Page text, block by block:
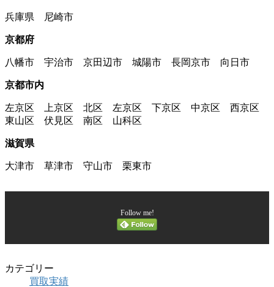
兵庫県 尼崎市
京都府
八幡市 宇治市 京田辺市 城陽市 長岡京市 向日市
京都市内
左京区 上京区 北区 左京区 下京区 中京区 西京区
東山区 伏見区 南区 山科区
滋賀県
大津市 草津市 守山市 栗東市
Follow me!
カテゴリー
買取実績